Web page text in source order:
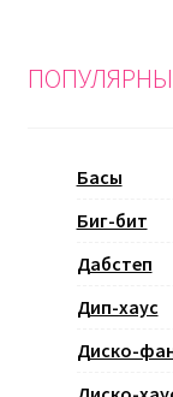
Басы
Биг-бит
Дабстеп
Дип-хаус
Диско-